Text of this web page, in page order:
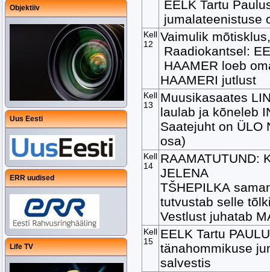
Objektiiv
Uus Eesti
ERR uudised
Life TV
EELK Tartu
jumalateenistuse
Kell
12
Vaimulik
Raadiokantsel:
HAAMER loeb
HAAMERI jutlust
Kell
13
Muusikasaates
laulab ja kõneleb
Saatejuht on ÜLO
osa)
Kell
14
RAAMATUTUND:
JELENA
TŠHEPILKA
tutvustab selle
Vestlust juhatab
Kell
15
EELK Tartu
tänahommikuse
salvestis